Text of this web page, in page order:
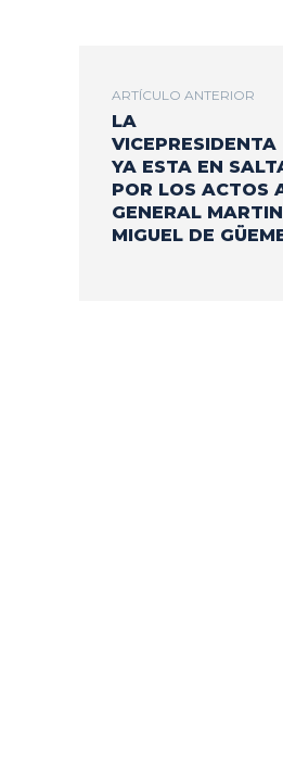
ARTÍCULO ANTERIOR
LA
VICEPRESIDENTA
YA ESTA EN
POR LOS ACTOS
GENERAL MARTIN
MIGUEL DE